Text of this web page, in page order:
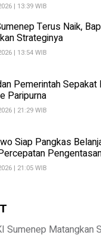
| 13:39 WIB
Terus Naik,
Strateginya
| 13:54 WIB
Pemerintah Sepakat
Paripurna
| 21:29 WIB
Siap Pangkas
| 21:05 WIB
Sumenep Matangkan